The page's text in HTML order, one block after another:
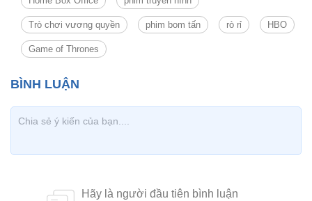
Trò chơi vương quyền phim bom tấn rò rỉ HBO
Game of Thrones